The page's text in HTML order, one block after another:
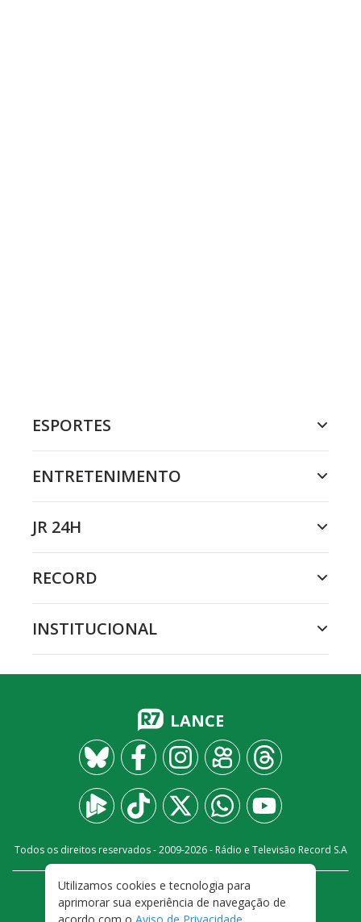
ESPORTES
ENTRETENIMENTO
JR 24H
RECORD
INSTITUCIONAL
LANCE
Todos os direitos reservados - 2009-2026- Rádio e Televisão Record S.A
FALE CONOSCO
PRIVACIDADE
TERMOS E CONDIÇÕES DE USO
Utilizamos cookies e tecnologia para
aprimorar sua experiência de navegação de